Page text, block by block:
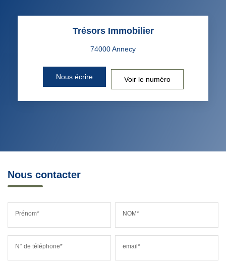
Trésors Immobilier
Nous écrire Voir le numéro
Nous contacter
Prénom* NOM*
N° de téléphone* email*